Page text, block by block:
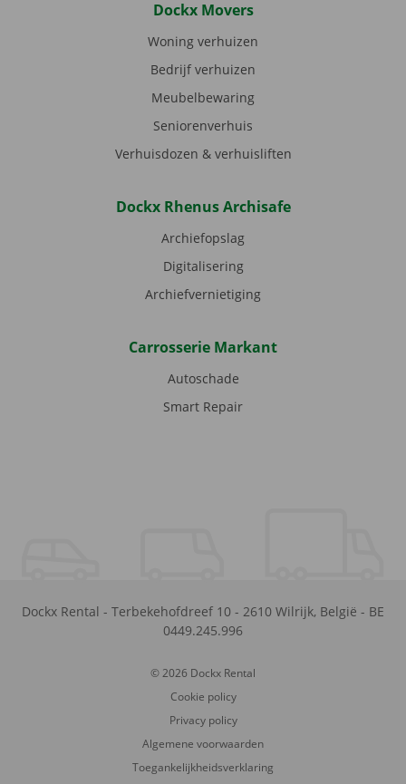
Dockx Movers
Woning verhuizen
Bedrijf verhuizen
Meubelbewaring
Seniorenverhuis
Verhuisdozen & verhuisliften
Dockx Rhenus Archisafe
Archiefopslag
Digitalisering
Archiefvernietiging
Carrosserie Markant
Autoschade
Smart Repair
Dockx Rental - Terbekehofdreef 10 - 2610 Wilrijk, België - BE
0449.245.996
© 2026 Dockx Rental
Cookie policy
Privacy policy
Algemene voorwaarden
Toegankelijkheidsverklaring